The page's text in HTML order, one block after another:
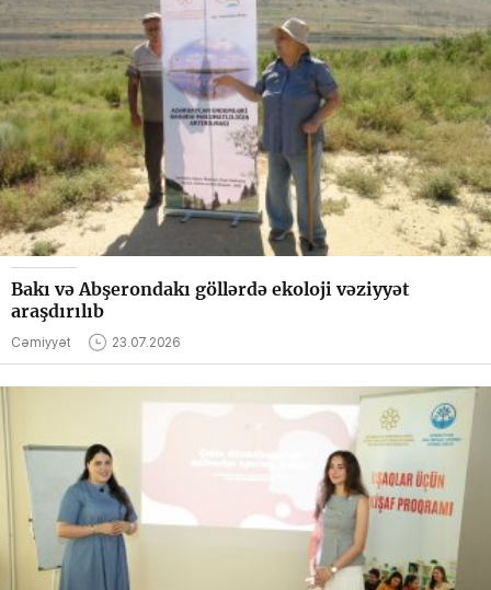
Bakı və Abşerondakı göllərdə ekoloji vəziyyət
araşdırılıb
Cəmiyyət 23.07.2026